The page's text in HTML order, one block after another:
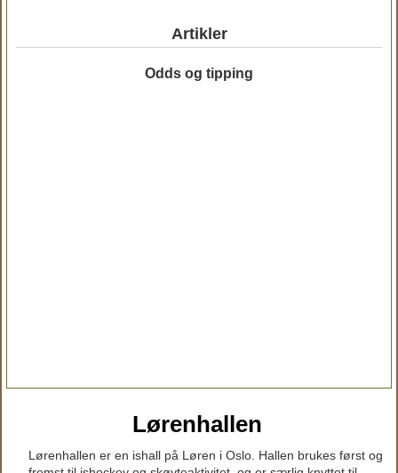
Artikler
Odds og tipping
Lørenhallen
Lørenhallen er en ishall på Løren i Oslo. Hallen brukes først og